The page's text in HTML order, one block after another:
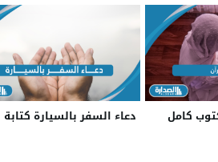
كامل دعاء السفر بالسيارة كتابة